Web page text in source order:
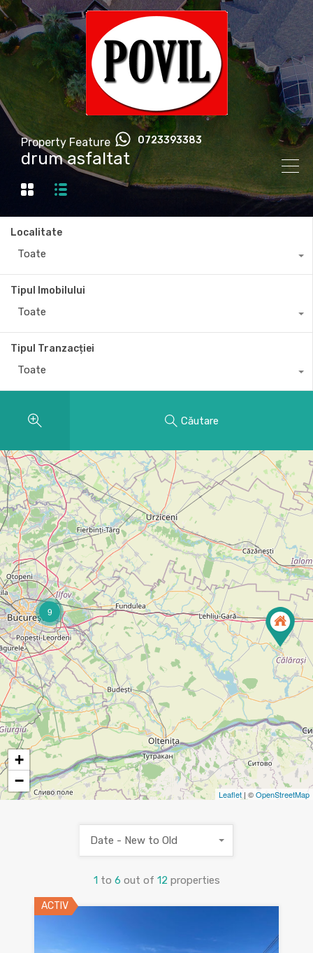
0723393383
Property Feature
drum asfaltat
Localitate
Toate
Tipul Imobilului
Toate
Tipul Tranzacției
Toate
Căutare
9
+
−
Leaflet | ©OpenStreetMap
1 to 6 out of 12 properties
Date - New to Old
ACTIV